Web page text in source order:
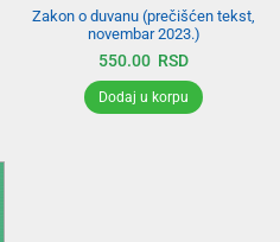
Zakon o duvanu (prečišćen tekst,
novembar 2023.)
550.00 RSD
Dodaj u korpu